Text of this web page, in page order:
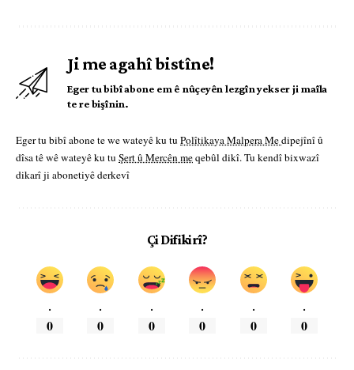
Ji me agahî bistîne!
Eger tu bibî abone em ê nûçeyên lezgîn yekser ji maîla
te re bişînin.
Eger tu bibî abone te we wateyê ku tu Polîtikaya Malpera Medipejînî û
dîsa tê wê wateyê ku tu Şert û Mercên meqebûl dikî. Tu kendî bixwazî
dikarî ji abonetiyê derkevî
Çi Difikirî?
.
0
.
0
.
0
.
0
.
0
.
0